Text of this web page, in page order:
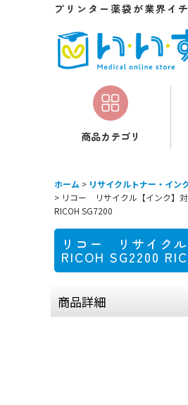
プリンター薬袋が業界イ
商品カテゴリ
ホーム > リサイクルトナー・イン
> リコー リサイクル【インク】対
RICOH SG7200
リコー リサイク
RICOH SG2200
商品詳細